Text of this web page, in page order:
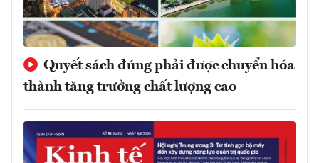
Quyết sách đúng phải được chuyển hóa
thành tăng trưởng chất lượng cao